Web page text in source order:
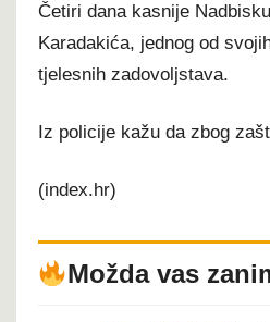
Četiri dana kasnije
Karadakića, jednog od
tjelesnih zadovoljstava.
Iz policije kažu da zbog
(index.hr)
Možda vas